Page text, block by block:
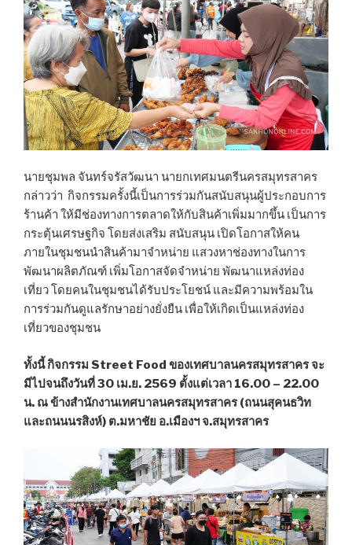
นายชุมพล จันทร์จรัสวัฒนา นายกเทศมนตรีนครสมุทรสาคร
กล่าวว่า กิจกรรมครั้งนี้เป็นการร่วมกันสนับสนุนผู้ประกอบการ
ร้านค้า ให้มีช่องทางการตลาดให้กับสินค้าเพิ่มมากขึ้น เป็นการ
กระตุ้นเศรษฐกิจ โดยส่งเสริม สนับสนุน เปิดโอกาสให้คน
ภายในชุมชนนำสินค้ามาจำหน่าย แสวงหาช่องทางในการ
พัฒนาผลิตภัณฑ์ เพิ่มโอกาสจัดจำหน่าย พัฒนาแหล่งท่อง
เที่ยว โดยคนในชุมชนได้รับประโยชน์ และมีความพร้อมใน
การร่วมกันดูแลรักษาอย่างยั่งยืน เพื่อให้เกิดเป็นแหล่งท่อง
เที่ยวของชุมชน
ทั้งนี้ กิจกรรม Street Food ของเทศบาลนครสมุทรสาคร จะ
มีไปจนถึงวันที่ 30 เม.ย. 2569 ตั้งแต่เวลา 16.00 – 22.00
น. ณ ข้างสำนักงานเทศบาลนครสมุทรสาคร (ถนนสุคนธวิท
และถนนนรสิงห์) ต.มหาชัย อ.เมืองฯ จ.สมุทรสาคร